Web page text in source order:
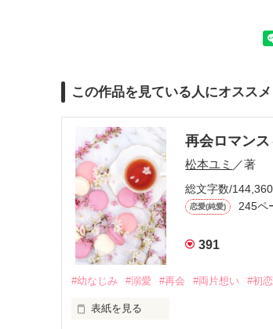
この作品を見ている人にオススメ
再会ロマン
松本ユミ ／著
総文字数/144,360
恋愛(純愛) 245ペ
391
#幼なじみ #溺愛 #再会 #両片想い #初恋
表紙を見る